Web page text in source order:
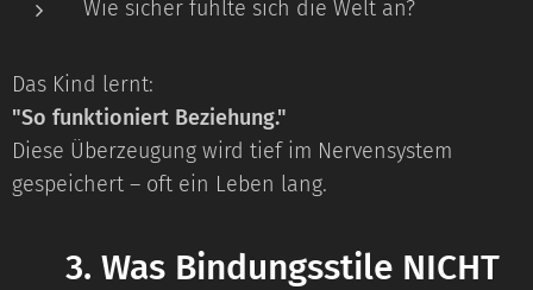
Wie sicher fühlte sich die Welt an?
Das Kind lernt:
"So funktioniert Beziehung."
Diese Überzeugung wird tief im Nervensystem
gespeichert – oft ein Leben lang.
3. Was Bindungsstile NICHT